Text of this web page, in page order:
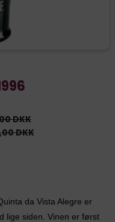
DKK
DKK
da Vista Alegre er
lige siden. Vinen er først